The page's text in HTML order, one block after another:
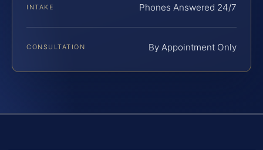
INTAKE Phones Answered 24/7
CONSULTATION By Appointment Only